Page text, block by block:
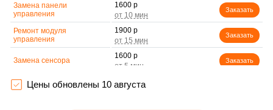
Замена панели
управления
1600 р
Заказать
Ремонт модуля
управления
1900 р
Заказать
Замена сенсора
1600 р
Заказать
Цены обновлены 10 августа